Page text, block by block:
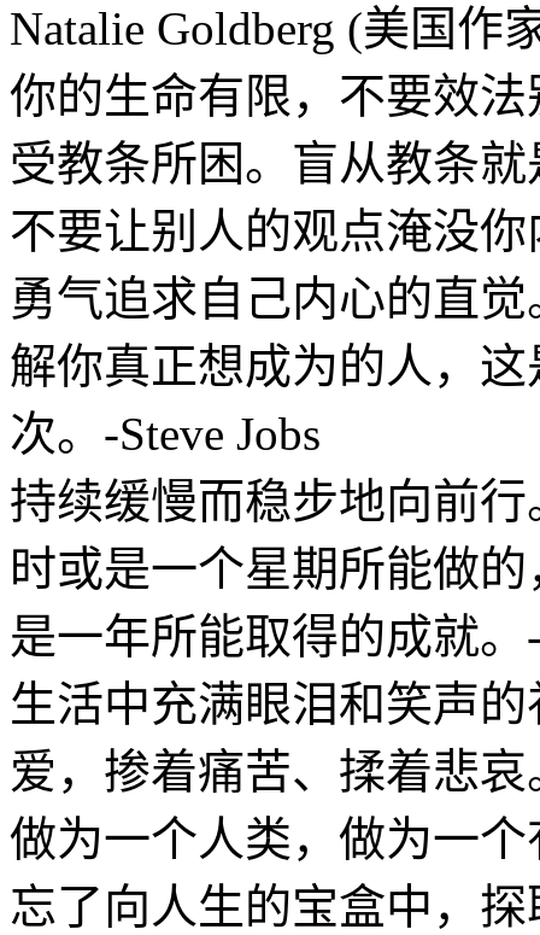
Natalie Goldberg (美国作
你的生命有限，不要效
受教条所困。盲从教条
不要让别人的观点淹没
勇气追求自己内心的直
解你真正想成为的人，
次。-Steve Jobs
持续缓慢而稳步地向前
时或是一个星期所能做
是一年所能取得的成就。
生活中充满眼泪和笑声
爱，掺着痛苦、揉着悲
做为一个人类，做为一
忘了向人生的宝盒中，